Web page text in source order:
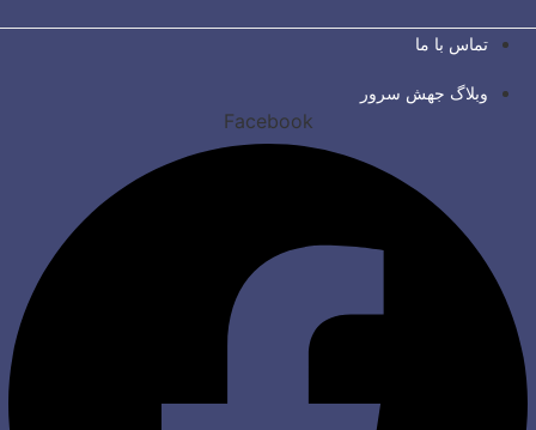
تماس با ما
وبلاگ جهش سرور
Facebook